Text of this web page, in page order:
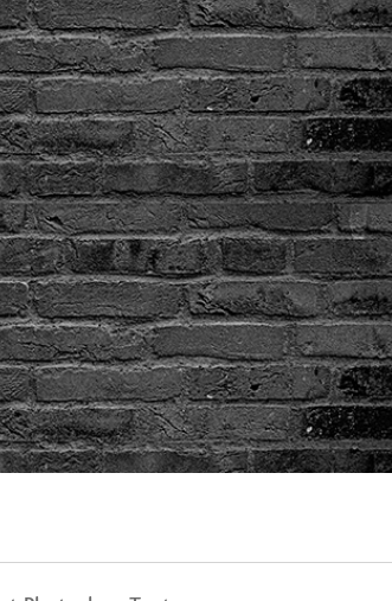
خدمات تنميق المجوهرات بيانات